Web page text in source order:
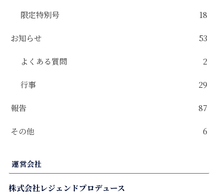
限定特別号 18
お知らせ 53
よくある質問 2
行事 29
報告 87
その他 6
運営会社
株式会社レジェンドプロデュース